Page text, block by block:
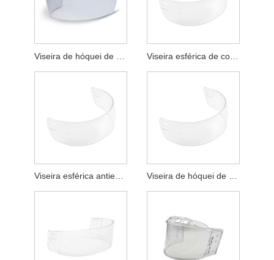
Viseira esférica de corte secundário anti-riscos para hóquei
Viseira esférica antiembaçante de corte secundário para hóquei Viseira de hóquei de corte secundário anti-embaciamento e anti-riscos